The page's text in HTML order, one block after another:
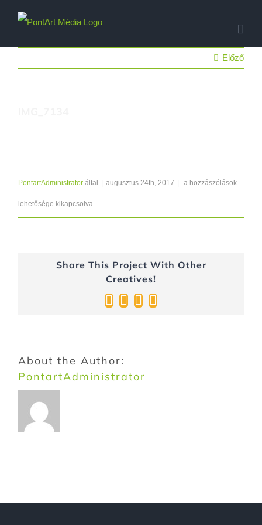
Kihagyás
Előző
PontartAdministrator által augusztus 24th, 2017 IMG_7134
a hozzászólások
lehetősége kikapcsolva
Share This Project With Other
Creatives!
Facebook
TwitterPinterest
Email:
About the Author:
PontartAdministrator